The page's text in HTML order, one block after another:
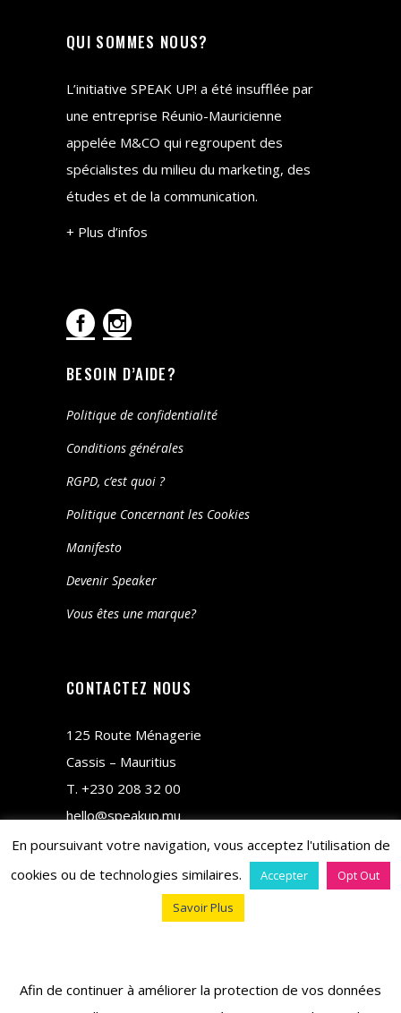
QUI SOMMES NOUS?
L’initiative SPEAK UP! a été insufflée par
une entreprise Réunio-Mauricienne
appelée M&CO qui regroupent des
spécialistes du milieu du marketing, des
études et de la communication.
+ Plus d’infos
BESOIN D’AIDE?
Politique de confidentialité
Conditions générales
RGPD, c’est quoi ?
Politique Concernant les Cookies
Manifesto
Devenir Speaker
Vous êtes une marque?
CONTACTEZ NOUS
125 Route Ménagerie
Cassis – Mauritius
T. +230 208 32 00
hello@speakup.mu
En poursuivant votre navigation, vous acceptez l'utilisation de
cookies ou de technologies similaires.
Accepter
Opt Out
Savoir Plus
Afin de continuer à améliorer la protection de vos données